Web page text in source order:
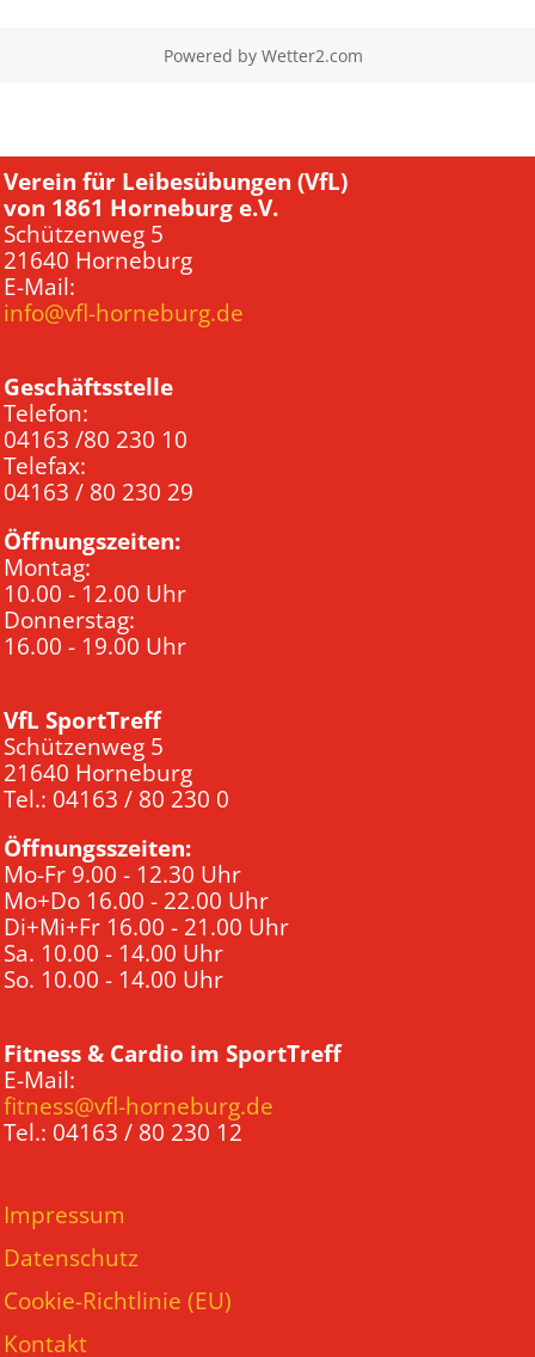
Powered by Wetter2.com
Verein für Leibesübungen (VfL)
von 1861 Horneburg e.V.
Schützenweg 5
21640 Horneburg
E-Mail:
info@vfl-horneburg.de
Geschäftsstelle
Telefon:
04163 /80 230 10
Telefax:
04163 / 80 230 29
Öffnungszeiten:
Montag:
10.00 - 12.00 Uhr
Donnerstag:
16.00 - 19.00 Uhr
VfL SportTreff
Schützenweg 5
21640 Horneburg
Tel.: 04163 / 80 230 0
Öffnungsszeiten:
Mo-Fr 9.00 - 12.30 Uhr
Mo+Do 16.00 - 22.00 Uhr
Di+Mi+Fr 16.00 - 21.00 Uhr
Sa. 10.00 - 14.00 Uhr
So. 10.00 - 14.00 Uhr
Fitness & Cardio im SportTreff
E-Mail:
fitness@vfl-horneburg.de
Tel.: 04163 / 80 230 12
Impressum
Datenschutz
Cookie-Richtlinie (EU)
Kontakt